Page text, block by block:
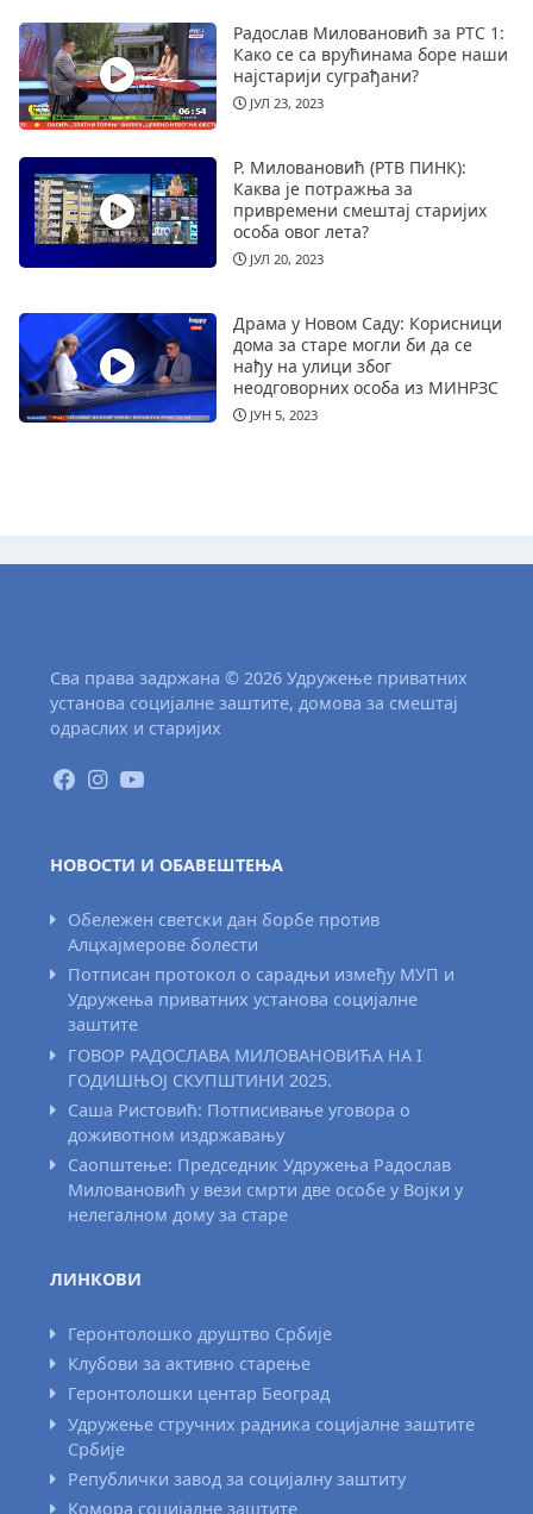
Радослав Миловановић за РТС 1:
Како се са врућинама боре наши
најстарији суграђани?
ЈУЛ 23, 2023
Р. Миловановић (РТВ ПИНК):
Каква је потражња за
привремени смештај старијих
особа овог лета?
ЈУЛ 20, 2023
Драма у Новом Саду: Корисници
дома за старе могли би да се
нађу на улици због
неодговорних особа из МИНРЗС
ЈУН 5, 2023
Сва права задржана © 2026 Удружење приватних
установа социјалне заштите, домова за смештај
одраслих и старијих
НОВОСТИ И ОБАВЕШТЕЊА
Обележен светски дан борбе против
Алцхајмерове болести
Потписан протокол о сарадњи између МУП и
Удружења приватних установа социјалне
заштите
ГОВОР РАДОСЛАВА МИЛОВАНОВИЋА НА I
ГОДИШЊОЈ СКУПШТИНИ 2025.
Саша Ристовић: Потписивање уговора о
доживотном издржавању
Саопштење: Председник Удружења Радослав
Миловановић у вези смрти две особе у Војки у
нелегалном дому за старе
ЛИНКОВИ
Геронтолошко друштво Србије
Клубови за активно старење
Геронтолошки центар Београд
Удружење стручних радника социјалне заштите
Србије
Републички завод за социјалну заштиту
Комора социјалне заштите